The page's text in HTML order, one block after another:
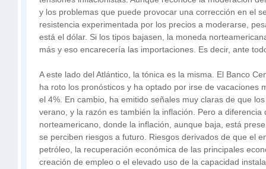
y los problemas que puede provocar una corrección en el
resistencia experimentada por los precios a moderarse,
está el dólar. Si los tipos bajasen, la moneda
más y eso encarecería las importaciones. Es decir, ante
A este lado del Atlántico, la tónica es la misma. El Banco
ha roto los pronósticos y ha optado por irse de vacaciones
el 4%. En cambio, ha emitido señales muy claras de que
verano, y la razón es también la inflación. Pero a diferencia
norteamericano, donde la inflación, aunque baja, está
se perciben riesgos a futuro. Riesgos derivados de que el
petróleo, la recuperación económica de las principales
creación de empleo o el elevado uso de la capacidad